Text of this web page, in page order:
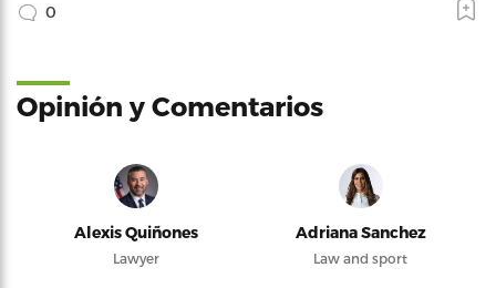
0
Opinión y Comentarios
Alexis Quiñones
Lawyer
Adriana Sanchez
Law and sport